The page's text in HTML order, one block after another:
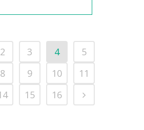
2 3 4
5
8 9 10
11
15 16